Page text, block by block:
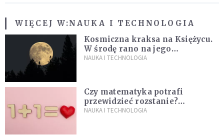
WIĘCEJ W:NAUKA I TECHNOLOGIA
Kosmiczna kraksa na Księżycu.
W środę rano na jego
powierzchni dojdzie do
NAUKA I TECHNOLOGIA
Czy matematyka potrafi
przewidzieć rozstanie?
Naukowcy stworzyli model
NAUKA I TECHNOLOGIA